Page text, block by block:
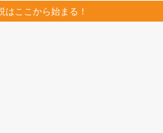
はここから始まる！